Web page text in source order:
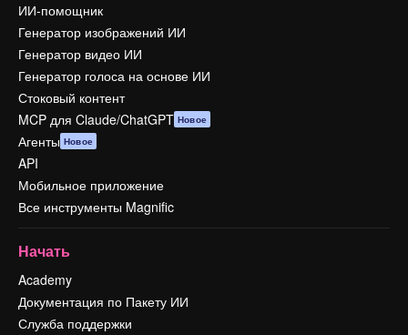
ИИ-помощник
Генератор изображений ИИ
Генератор видео ИИ
Генератор голоса на основе ИИ
Стоковый контент
MCP для Claude/ChatGPT Новое
Агенты Новое
API
Мобильное приложение
Все инструменты Magnific
Начать
Academy
Документация по Пакету ИИ
Служба поддержки